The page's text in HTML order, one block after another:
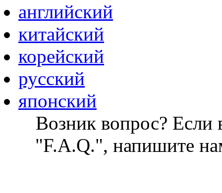
английский
китайский
корейский
русский
японский
Возник вопрос? Если
"F.A.Q.", напишите